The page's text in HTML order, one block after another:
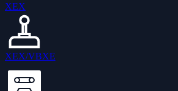
XEX
XEX/VBXE